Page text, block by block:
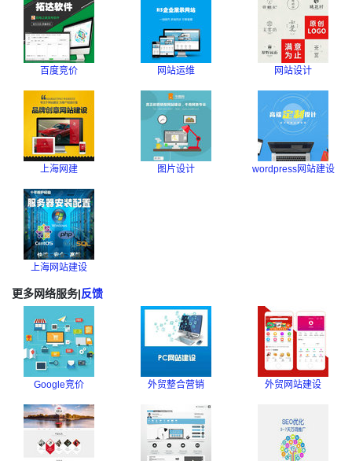
百度竞价 网站运维 网站设计
上海网建 图片设计 wordpress网站建设
上海网站建设
更多网络服务|反馈
Google竞价 外贸整合营销 外贸网站建设